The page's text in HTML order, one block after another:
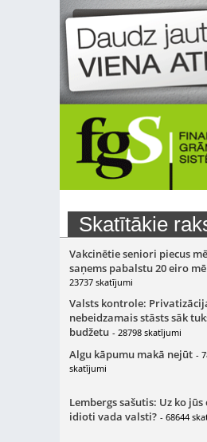
Skatītākie
Vakcinētie seniori piecus
saņems pabalstu 20 eiro
23737 skatījumi
Valsts kontrole:
nebeidzamais stāsts sāk
budžetu - 28798 skatījumi
Algu kāpumu makā nejūt -
skatījumi
Lembergs sašutis: Uz ko jūs
idioti vada valsti? - 68644